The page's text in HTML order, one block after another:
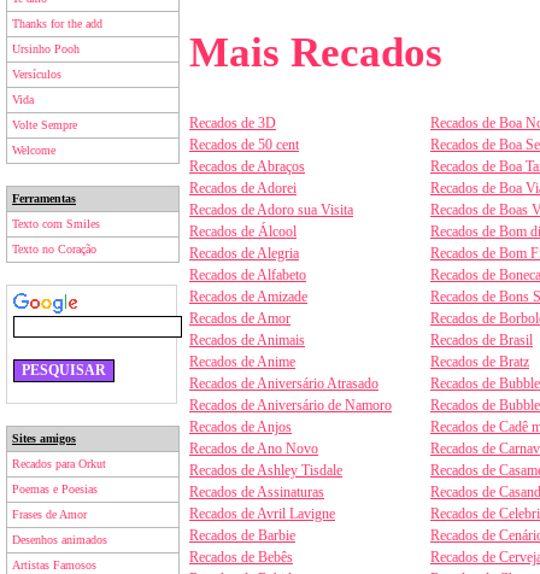
Thanks for the add
Ursinho Pooh
Versículos
Vida
Volte Sempre
Welcome
Ferramentas
Texto com Smiles
Texto no Coração
Sites amigos
Recados para Orkut
Poemas e Poesias
Frases de Amor
Desenhos animados
Artistas Famosos
Mais Recados
Recados de 3D
Recados de 50 cent
Recados de Abraços
Recados de Adorei
Recados de Adoro sua Visita
Recados de Álcool
Recados de Alegria
Recados de Alfabeto
Recados de Amizade
Recados de Amor
Recados de Animais
Recados de Anime
Recados de Aniversário Atrasado
Recados de Aniversário de Namoro
Recados de Anjos
Recados de Ano Novo
Recados de Ashley Tisdale
Recados de Assinaturas
Recados de Avril Lavigne
Recados de Barbie
Recados de Bebês
Recados de Boa
Recados de Boa
Recados de Boa
Recados de Boa
Recados de Boas
Recados de Bom
Recados de Bom
Recados de
Recados de Bons
Recados de
Recados de Brasil
Recados de Bratz
Recados de
Recados de
Recados de Cadê
Recados de
Recados de
Recados de
Recados de
Recados de
Recados de